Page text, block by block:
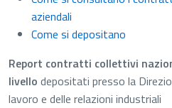
aziendali
Come si depositano
Report contratti collettivi
livello depositati presso la
lavoro e delle relazioni industriali